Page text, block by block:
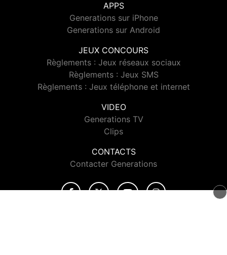
APPS
Generations sur iPhone
Generations sur Android
JEUX CONCOURS
Règlements : Jeux réseaux sociaux
Règlements : Jeux SMS
Règlements : Jeux téléphone et internet
VIDEO
Generations TV
Clips
CONTACTS
Contacter Generations